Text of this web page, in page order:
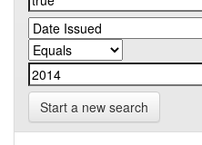
Start a new search